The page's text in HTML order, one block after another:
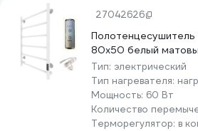
27042626
Полотенцесушитель
80x50 белый
Тип: электрический
Тип нагревателя:
Мощность: 60 Вт
Количество
Терморегулятор: в